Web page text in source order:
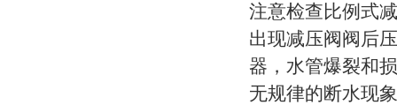
注意检查比例式
出现减压阀阀后
器，水管爆裂和
无规律的断水现